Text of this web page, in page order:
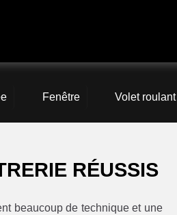
Fenêtre Volet roulant
RÉUSSIS
beaucoup de technique et une